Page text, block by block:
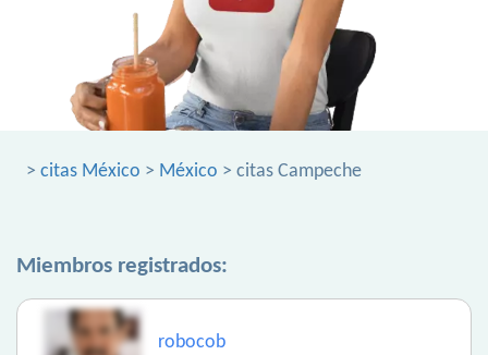
> citas México > México > citas Campeche
Miembros registrados:
robocob